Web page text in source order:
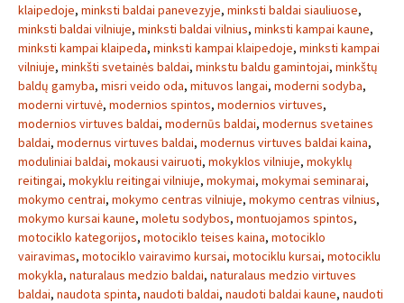
klaipedoje, minksti baldai panevezyje, minksti baldai siauliuose,
minksti baldai vilniuje, minksti baldai vilnius, minksti kampai kaune,
minksti kampai klaipeda, minksti kampai klaipedoje, minksti kampai
vilniuje, minkšti svetainės baldai, minkstu baldu gamintojai, minkštų
baldų gamyba, misri veido oda, mituvos langai, moderni sodyba,
moderni virtuvė, modernios spintos, modernios virtuves,
modernios virtuves baldai, modernūs baldai, modernus svetaines
baldai, modernus virtuves baldai, modernus virtuves baldai kaina,
moduliniai baldai, mokausi vairuoti, mokyklos vilniuje, mokyklų
reitingai, mokyklu reitingai vilniuje, mokymai, mokymai seminarai,
mokymo centrai, mokymo centras vilniuje, mokymo centras vilnius,
mokymo kursai kaune, moletu sodybos, montuojamos spintos,
motociklo kategorijos, motociklo teises kaina, motociklo
vairavimas, motociklo vairavimo kursai, motociklu kursai, motociklu
mokykla, naturalaus medzio baldai, naturalaus medzio virtuves
baldai, naudota spinta, naudoti baldai, naudoti baldai kaune, naudoti